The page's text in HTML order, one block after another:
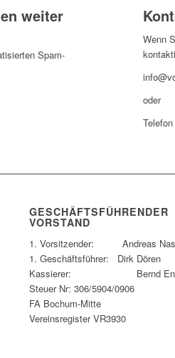
weiter
Spam-
Wenn
oder
GESCHÄFTSFÜHRENDER
VORSTAND
1. Vorsitzender: Andreas
1. Geschäftsführer: Dirk Dören
Kassierer: Bernd
Steuer Nr: 306/5904/0906
FA Bochum-Mitte
Vereinsregister VR3930